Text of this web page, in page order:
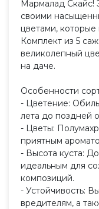
Мармалад Скайс!
своими
цветами,
Комплект из 5
великолепный
на даче.
Особенности
- Цветение:
лета до поздней
- Цветы:
приятным
- Высота куста:
идеальным для
композиций.
- Устойчивость:
вредителям, а